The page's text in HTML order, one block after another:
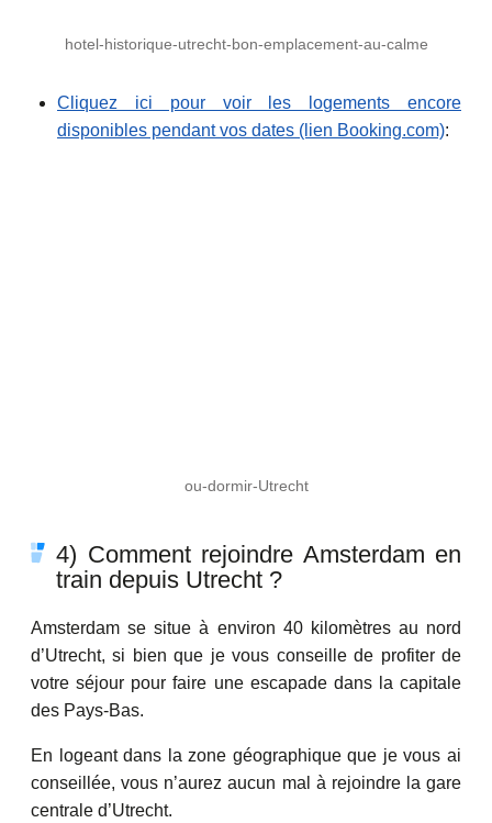
hotel-historique-utrecht-bon-emplacement-au-calme
Cliquez ici pour voir les logements encore
disponibles pendant vos dates (lien Booking.com):
ou-dormir-Utrecht
4) Comment rejoindre Amsterdam en
train depuis Utrecht ?
Amsterdam se situe à environ 40 kilomètres au nord
d’Utrecht, si bien que je vous conseille de profiter de
votre séjour pour faire une escapade dans la capitale
des Pays-Bas.
En logeant dans la zone géographique que je vous ai
conseillée, vous n’aurez aucun mal à rejoindre la gare
centrale d’Utrecht.